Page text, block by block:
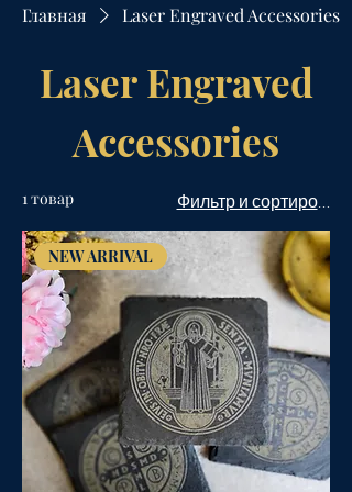
Главная Laser Engraved Accessories
Laser Engraved
Accessories
1 товар Фильтр и сортировка
NEW ARRIVAL